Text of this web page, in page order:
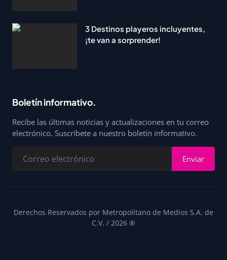
3 Destinos playeros incluyentes,
¡te van a sorprender!
Boletín informativo.
Recibe las últimas noticias y actualizaciones en tu correo
electrónico. Suscríbete a nuestro boletín informativo.
Enviar
Derechos Reservados por Metropolitano de Medios S.A. de
C.V. / 2026 ®